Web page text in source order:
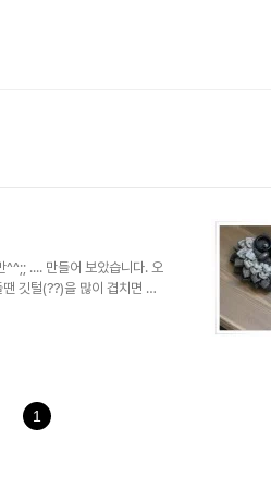
^^;; .... 만들어 보았습니다. 오
깃털(??)을 많이 겹치면 잘
깃털을 많이씩 겹쳐서 만들
1